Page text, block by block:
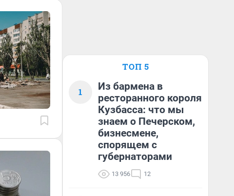
ТОП 5
1
Из бармена в
ресторанного короля
Кузбасса: что мы
знаем о Печерском,
бизнесмене,
спорящем с
губернаторами
13 956 12